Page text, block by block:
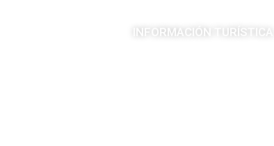
INFORMACIÓN TURÍSTICA